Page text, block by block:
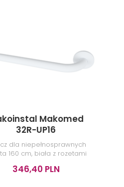
Makomed
32R-UP16
dla niepełnosprawnych
160 cm, biała z rozetami
346,40 PLN